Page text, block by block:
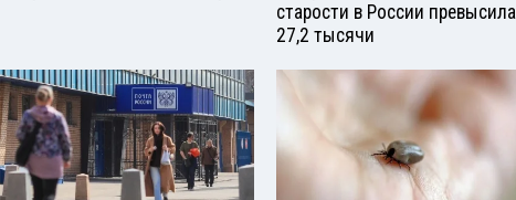
старости в России превысила
27,2 тысячи